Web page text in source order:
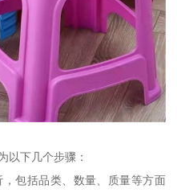
以下几个步骤：
包括品类、数量、质量等方面